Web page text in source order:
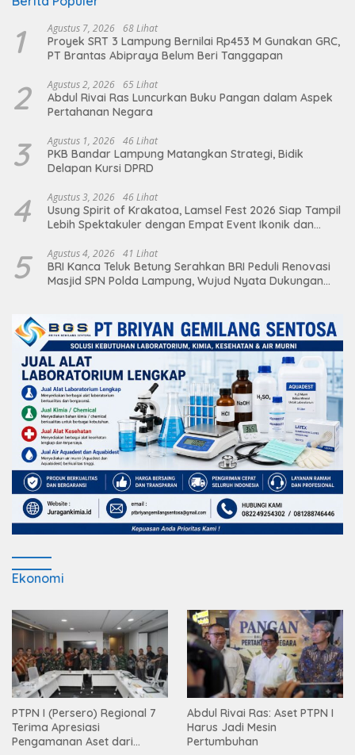
1 Agustus 7, 2026 68 Lihat
Proyek SRT 3 Lampung Bernilai Rp453 M Gunakan GRC,
PT Brantas Abipraya Belum Beri Tanggapan
2 Agustus 2, 2026 65 Lihat
Abdul Rivai Ras Luncurkan Buku Pangan dalam Aspek
Pertahanan Negara
3 Agustus 1, 2026 46 Lihat
PKB Bandar Lampung Matangkan Strategi, Bidik
Delapan Kursi DPRD
4 Agustus 3, 2026 46 Lihat
Usung Spirit of Krakatoa, Lamsel Fest 2026 Siap Tampil
Lebih Spektakuler dengan Empat Event Ikonik dan
5 Agustus 4, 2026 41 Lihat
BRI Kanca Teluk Betung Serahkan BRI Peduli Renovasi
Masjid SPN Polda Lampung, Wujud Nyata Dukungan
Ekonomi
PTPN I (Persero) Regional 7
Terima Apresiasi
Pengamanan Aset dari
Abdul Rivai Ras: Aset PTPN I
Harus Jadi Mesin
Pertumbuhan